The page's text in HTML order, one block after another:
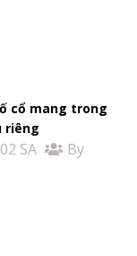
cổ mang trong
riêng
SA
By